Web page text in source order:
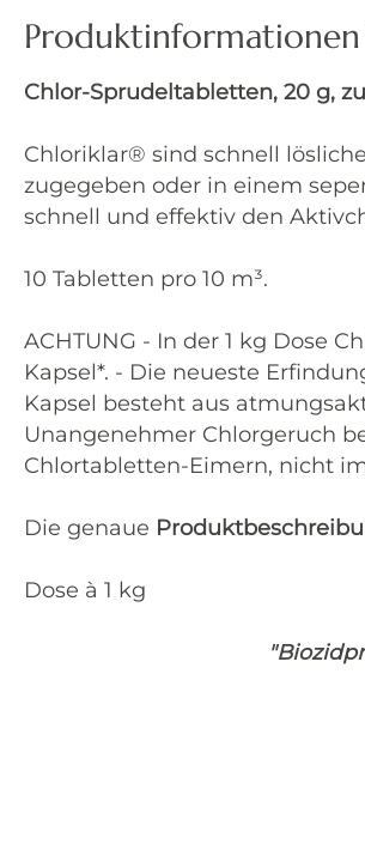
Produktinformationen
Chlor-Sprudeltabletten, 20 g,
Chloriklar® sind schnell
zugegeben oder in einem
schnell und effektiv den
10 Tabletten pro 10 m³.
ACHTUNG - In der 1 kg Dose
Kapsel*. - Die neueste
Kapsel besteht aus
Unangenehmer Chlorgeruch
Chlortabletten-Eimern, nicht
Die genaue
Dose à 1 kg